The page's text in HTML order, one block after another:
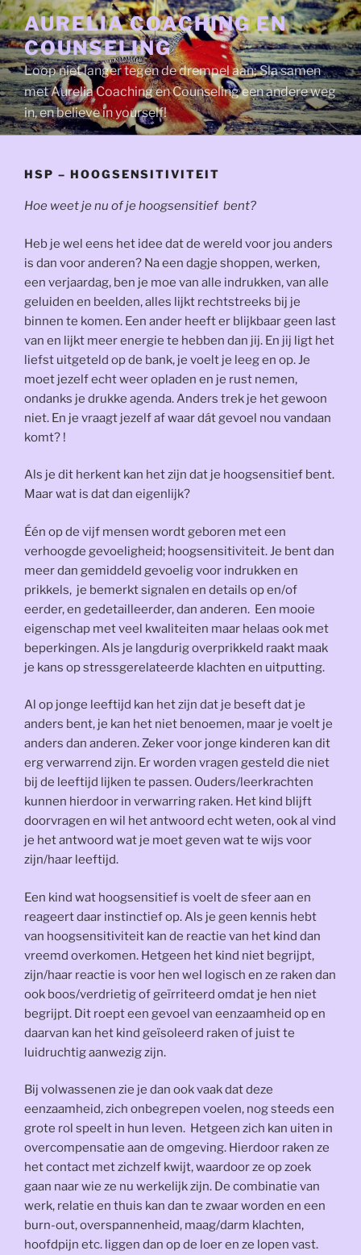
Naar
de
inhoud
springen
AURELIA COACHING EN
COUNSELING
Loop niet langer tegen de drempel aan; Sla samen
met Aurelia Coaching en Counseling een andere weg
in, en believe in yourself!
HSP – HOOGSENSITIVITEIT
Hoe weet je nu of je hoogsensitief bent?
Heb je wel eens het idee dat de wereld voor jou anders
is dan voor anderen? Na een dagje shoppen, werken,
een verjaardag, ben je moe van alle indrukken, van alle
geluiden en beelden, alles lijkt rechtstreeks bij je
binnen te komen. Een ander heeft er blijkbaar geen last
van en lijkt meer energie te hebben dan jij. En jij ligt het
liefst uitgeteld op de bank, je voelt je leeg en op. Je
moet jezelf echt weer opladen en je rust nemen,
ondanks je drukke agenda. Anders trek je het gewoon
niet. En je vraagt jezelf af waar dát gevoel nou vandaan
komt? !
Als je dit herkent kan het zijn dat je hoogsensitief bent.
Maar wat is dat dan eigenlijk?
Één op de vijf mensen wordt geboren met een
verhoogde gevoeligheid; hoogsensitiviteit. Je bent dan
meer dan gemiddeld gevoelig voor indrukken en
prikkels, je bemerkt signalen en details op en/of
eerder, en gedetailleerder, dan anderen. Een mooie
eigenschap met veel kwaliteiten maar helaas ook met
beperkingen. Als je langdurig overprikkeld raakt maak
je kans op stressgerelateerde klachten en uitputting.
Al op jonge leeftijd kan het zijn dat je beseft dat je
anders bent, je kan het niet benoemen, maar je voelt je
anders dan anderen. Zeker voor jonge kinderen kan dit
erg verwarrend zijn. Er worden vragen gesteld die niet
bij de leeftijd lijken te passen. Ouders/leerkrachten
kunnen hierdoor in verwarring raken. Het kind blijft
doorvragen en wil het antwoord echt weten, ook al vind
je het antwoord wat je moet geven wat te wijs voor
zijn/haar leeftijd.
Een kind wat hoogsensitief is voelt de sfeer aan en
reageert daar instinctief op. Als je geen kennis hebt
van hoogsensitiviteit kan de reactie van het kind dan
vreemd overkomen. Hetgeen het kind niet begrijpt,
zijn/haar reactie is voor hen wel logisch en ze raken dan
ook boos/verdrietig of geïrriteerd omdat je hen niet
begrijpt. Dit roept een gevoel van eenzaamheid op en
daarvan kan het kind geïsoleerd raken of juist te
luidruchtig aanwezig zijn.
Bij volwassenen zie je dan ook vaak dat deze
eenzaamheid, zich onbegrepen voelen, nog steeds een
grote rol speelt in hun leven. Hetgeen zich kan uiten in
overcompensatie aan de omgeving. Hierdoor raken ze
het contact met zichzelf kwijt, waardoor ze op zoek
gaan naar wie ze nu werkelijk zijn. De combinatie van
werk, relatie en thuis kan dan te zwaar worden en een
burn-out, overspannenheid, maag/darm klachten,
hoofdpijn etc. liggen dan op de loer en ze lopen vast.